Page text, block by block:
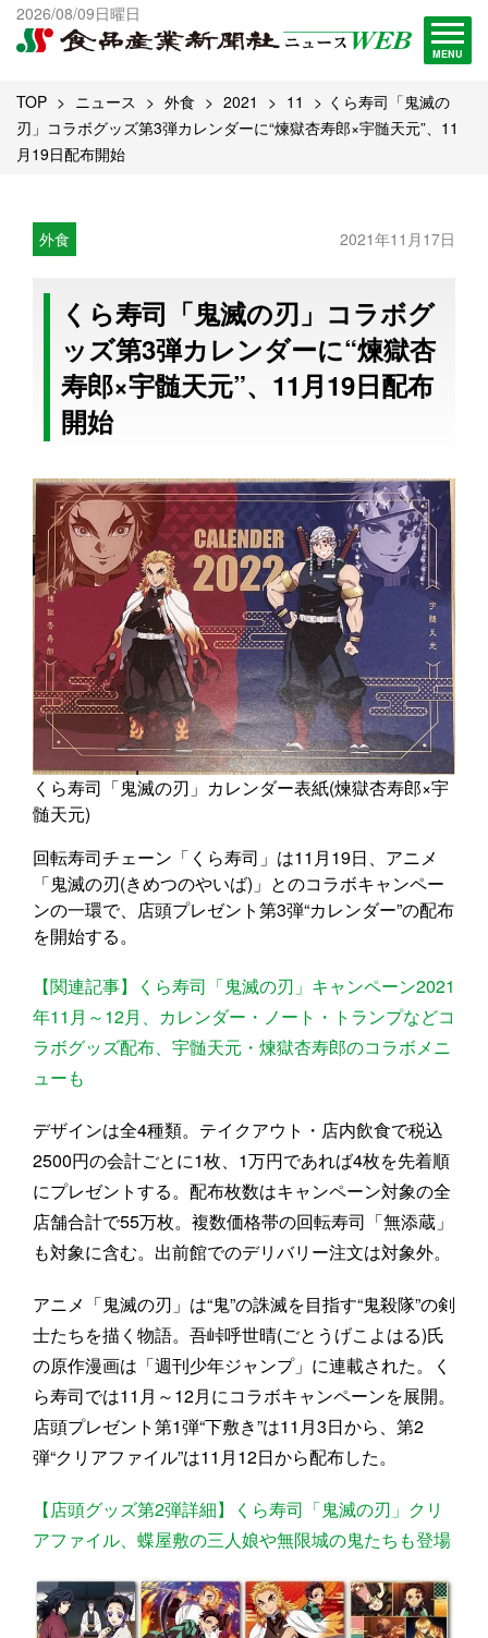
2026/08/09日曜日
MENU
出版物一覧へ
試読・購読申し込み
TOP ニュース 外食 2021 11
くら寿司「鬼滅の
刃」コラボグッズ第3弾カレンダーに“煉獄杏寿郎×宇髄天元”、11
月19日配布開始
外食 2021年11月17日
くら寿司「鬼滅の刃」コラボグ
ッズ第3弾カレンダーに“煉獄杏
寿郎×宇髄天元”、11月19日配布
開始
くら寿司「鬼滅の刃」カレンダー表紙(煉獄杏寿郎×宇
髄天元)
回転寿司チェーン「くら寿司」は11月19日、アニメ
「鬼滅の刃(きめつのやいば)」とのコラボキャンペー
ンの一環で、店頭プレゼント第3弾“カレンダー”の配布
を開始する。
【関連記事】くら寿司「鬼滅の刃」キャンペーン2021
年11月～12月、カレンダー・ノート・トランプなどコ
ラボグッズ配布、宇髄天元・煉獄杏寿郎のコラボメニ
ューも
デザインは全4種類。テイクアウト・店内飲食で税込
2500円の会計ごとに1枚、1万円であれば4枚を先着順
にプレゼントする。配布枚数はキャンペーン対象の全
店舗合計で55万枚。複数価格帯の回転寿司「無添蔵」
も対象に含む。出前館でのデリバリー注文は対象外。
アニメ「鬼滅の刃」は“鬼”の誅滅を目指す“鬼殺隊”の剣
士たちを描く物語。吾峠呼世晴(ごとうげこよはる)氏
の原作漫画は「週刊少年ジャンプ」に連載された。く
ら寿司では11月～12月にコラボキャンペーンを展開。
店頭プレゼント第1弾“下敷き”は11月3日から、第2
弾“クリアファイル”は11月12日から配布した。
【店頭グッズ第2弾詳細】くら寿司「鬼滅の刃」クリ
アファイル、蝶屋敷の三人娘や無限城の鬼たちも登場